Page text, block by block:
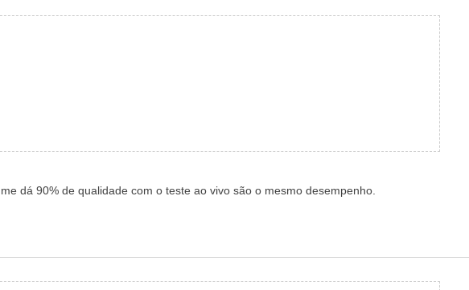
dá 90% de qualidade com o teste ao vivo são o mesmo desempenho.